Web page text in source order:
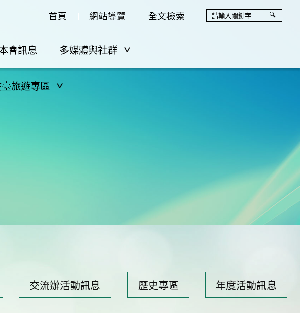
首頁 網站導覽 全文檢索
會訊息 多媒體與社群
旅遊專區
交流辦活動訊息 歷史專區 年度活動訊息